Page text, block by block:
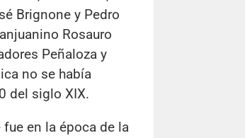
Brignone y Pedro
Rosauro
Peñaloza y
no se había
del siglo XIX.
en la época de la